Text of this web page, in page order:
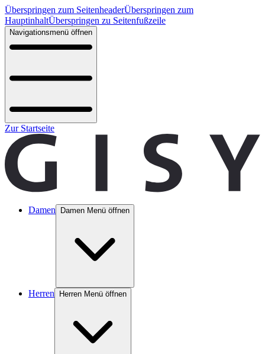
Überspringen zum SeitenheaderÜberspringen zum
HauptinhaltÜberspringen zu Seitenfußzeile
Navigationsmenü öffnen
Zur Startseite
Damen Damen Menü öffnen
Herren Herren Menü öffnen